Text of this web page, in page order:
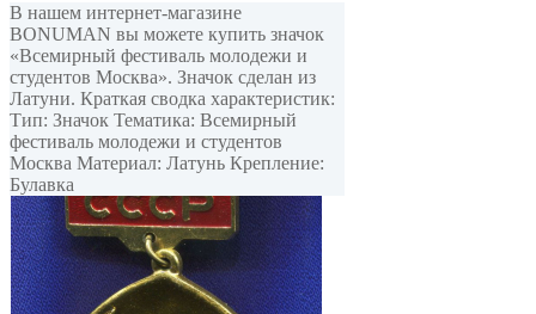
В нашем интернет-магазине
BONUMAN вы можете купить значок
«Всемирный фестиваль молодежи и
студентов Москва». Значок сделан из
Латуни. Краткая сводка характеристик:
Тип: Значок Тематика: Всемирный
фестиваль молодежи и студентов
Москва Материал: Латунь Крепление:
Булавка